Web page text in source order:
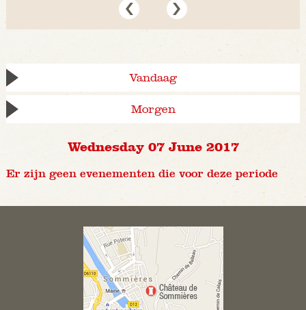
Vandaag
Morgen
Wednesday 07 June 2017
Er zijn geen evenementen die voor deze periode